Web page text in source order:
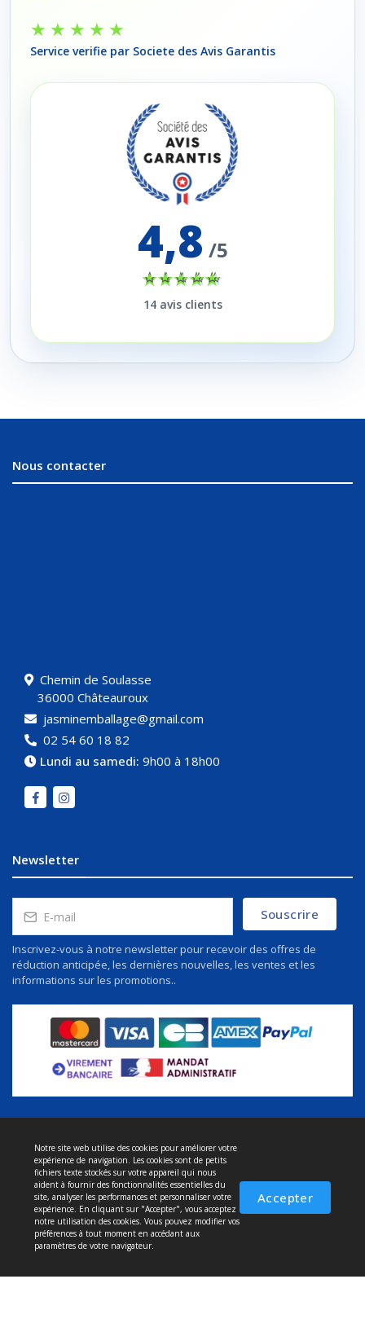
★★★★★
Service verifie par Societe des Avis Garantis
4,8 /5
14avis clients
Nous contacter
Chemin de Soulasse
36000 Châteauroux
jasminemballage@gmail.com
02 54 60 18 82
Lundi au samedi: 9h00 à 18h00
Newsletter
Souscrire
Inscrivez-vous à notre newsletter pour recevoir des offres de
réduction anticipée, les dernières nouvelles, les ventes et les
informations sur les promotions..
À propos de nous
Politique de confidentialité
Conditions et service
Politique de retour
Livraison
Notre site web utilise des cookies pour améliorer votre
expérience de navigation. Les cookies sont de petits
fichiers texte stockés sur votre appareil qui nous
aident à fournir des fonctionnalités essentielles du
site, analyser les performances et personnaliser votre
expérience. En cliquant sur "Accepter", vous acceptez
notre utilisation des cookies. Vous pouvez modifier vos
préférences à tout moment en accédant aux
paramètres de votre navigateur.
Accepter